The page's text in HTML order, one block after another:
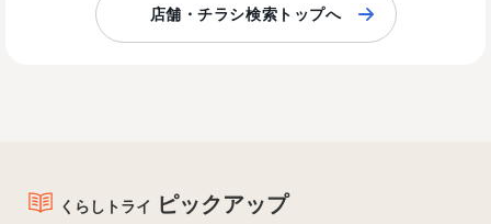
店舗・チラシ検索トップへ
くらしトライ ピックアップ